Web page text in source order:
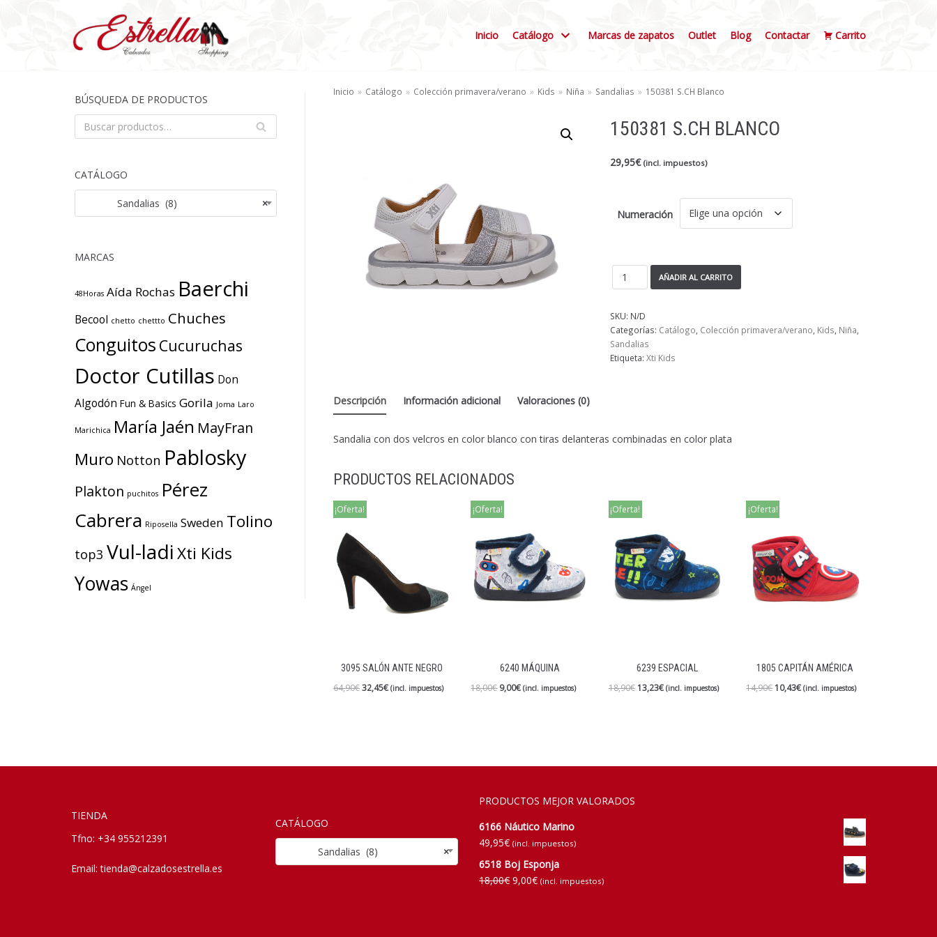
Inicio Catálogo Marcas de zapatos Outlet Blog Contactar Carrito
BÚSQUEDA DE PRODUCTOS
BU
SCA
CATÁLOGO
×
Sandalias (8)
MARCAS
48Horas Aída Rochas Baerchi
Becool chetto chettto Chuches
Conguitos Cucuruchas
Doctor Cutillas Don
Algodón Fun & Basics Gorila Joma Laro
Marichica María Jaén MayFran
Muro Notton Pablosky
Plakton puchitos Pérez
Cabrera Riposella Sweden Tolino
top3 Vul-ladiXti Kids
Yowas Ángel
Inicio » Catálogo » Colección primavera/verano » Kids » Niña » Sandalias » 150381 S.CH Blanco
150381 S.CH BLANCO
29,95€ (incl. impuestos)
Numeración
AÑADIR AL CARRITO
SKU: N/D
Categorías: Catálogo Colección primavera/verano Kids Niña
Sandalias
Etiqueta:Xti Kids
Descripción Información adicional Valoraciones (0)
Sandalia con dos velcros en color blanco con tiras delanteras combinadas en color plata
PRODUCTOS RELACIONADOS
¡Oferta!
3095 SALÓN ANTE NEGRO
64,90€32,45€ (incl. impuestos)
¡Oferta!
6240 MÁQUINA
18,00€ 9,00€ (incl. impuestos)
¡Oferta!
6239 ESPACIAL
18,90€ 13,23€ (incl. impuestos)
¡Oferta!
1805 CAPITÁN AMÉRICA
14,90€ 10,43€ (incl. impuestos)
TIENDA
Tfno: +34 955212391
Email:tienda@calzadosestrella.es
CATÁLOGO
×
Sandalias (8)
PRODUCTOS MEJOR VALORADOS
6166 Náutico Marino
49,95€ (incl. impuestos)
6518 Boj Esponja
18,00€ 9,00€ (incl. impuestos)